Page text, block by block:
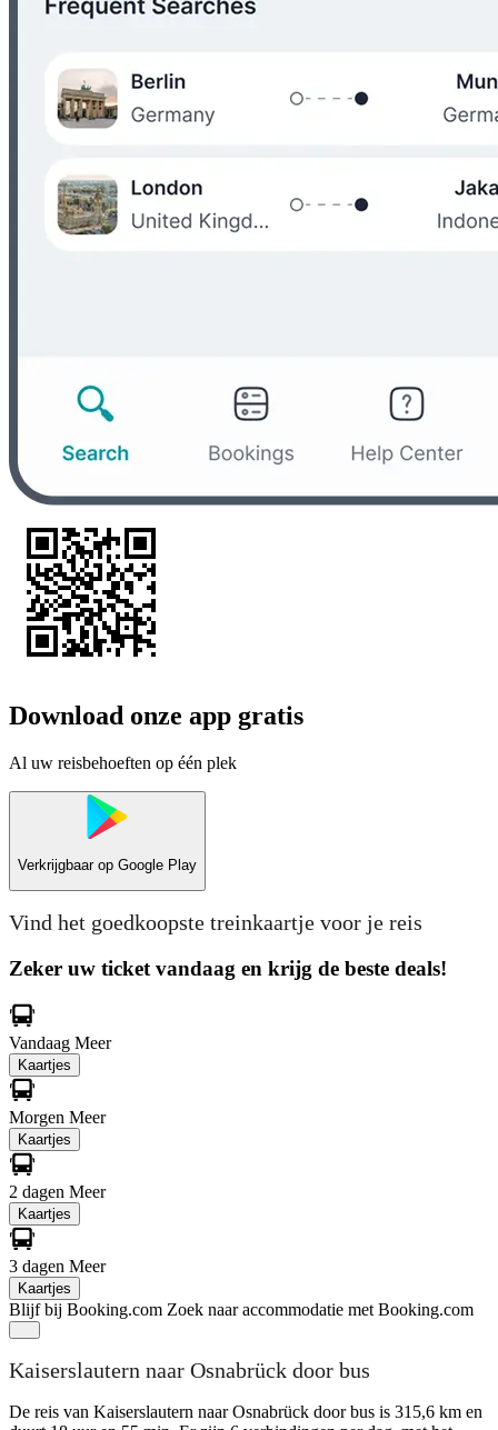
Download onze app gratis
Al uw reisbehoeften op één plek
Verkrijgbaar op Google Play
Vind het goedkoopste treinkaartje voor je reis
Zeker uw ticket vandaag en krijg de beste deals!
Vandaag Meer
Kaartjes
Morgen Meer
Kaartjes
2 dagen Meer
Kaartjes
3 dagen Meer
Kaartjes
Blijf bij Booking.com Zoek naar accommodatie met Booking.com
Kaiserslautern naar Osnabrück door bus
De reis van Kaiserslautern naar Osnabrück door bus is 315,6 km en